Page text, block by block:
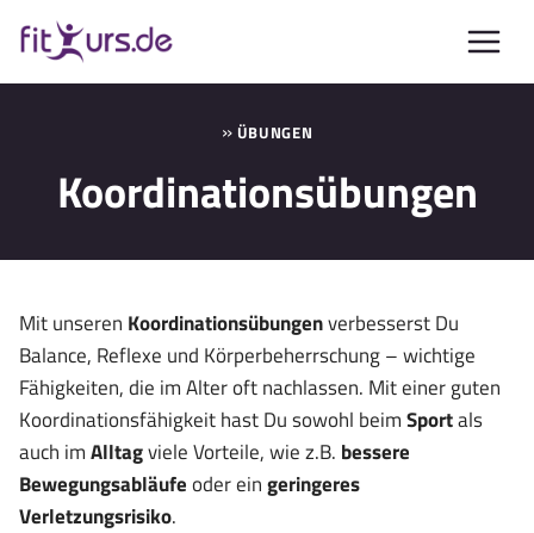
Inhalt
springen
» ÜBUNGEN
Koordinationsübungen
Mit unseren Koordinationsübungenverbesserst Du
Balance, Reflexe und Körperbeherrschung – wichtige
Fähigkeiten, die im Alter oft nachlassen. Mit einer guten
Koordinationsfähigkeit hast Du sowohl beimSportals
auch imAlltagviele Vorteile, wie z.B. bessere
Bewegungsabläufeoder eingeringeres
Verletzungsrisiko.